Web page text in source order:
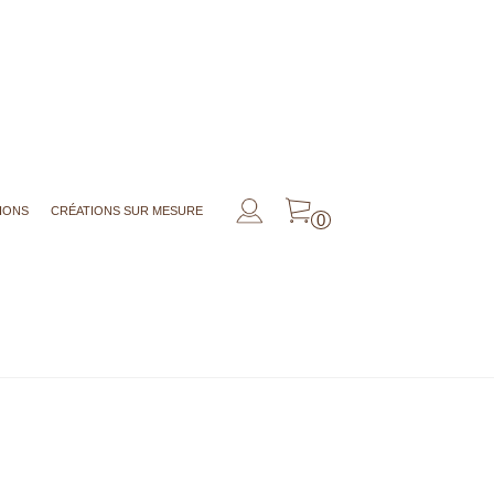
CRÉATIONS SUR MESURE 0